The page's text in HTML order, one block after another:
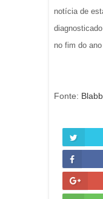
notícia de
no fim do ano
Fonte: